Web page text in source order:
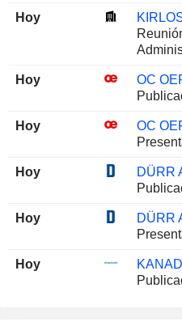
Hoy
Hoy
Hoy
Hoy
DÜRR
Hoy
DÜRR
Hoy